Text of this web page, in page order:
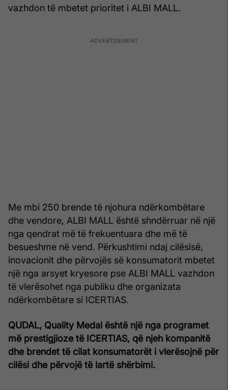
vazhdon të mbetet prioritet i ALBI MALL.
Me mbi 250 brende të njohura ndërkombëtare
dhe vendore, ALBI MALL është shndërruar në një
nga qendrat më të frekuentuara dhe më të
besueshme në vend. Përkushtimi ndaj cilësisë,
inovacionit dhe përvojës së konsumatorit mbetet
një nga arsyet kryesore pse ALBI MALL vazhdon
të vlerësohet nga publiku dhe organizata
ndërkombëtare si ICERTIAS.
QUDAL, Quality Medal është një nga programet
më prestigjioze të ICERTIAS, që njeh kompanitë
dhe brendet të cilat konsumatorët i vlerësojnë për
cilësi dhe përvojë të lartë shërbimi.